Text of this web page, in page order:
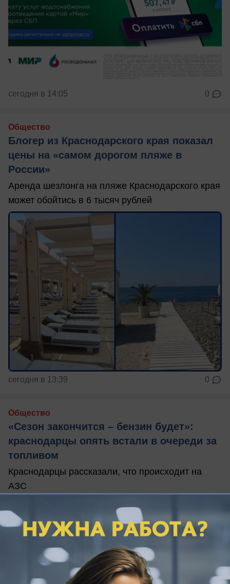
сегодня в 14:05 0
Общество
Блогер из Краснодарского края показал
цены на «самом дорогом пляже в
России»
Аренда шезлонга на пляже Краснодарского края
может обойтись в 6 тысяч рублей
сегодня в 13:39 0
Общество
«Сезон закончится – бензин будет»:
краснодарцы опять встали в очереди за
топливом
Краснодарцы рассказали, что происходит на
АЗС